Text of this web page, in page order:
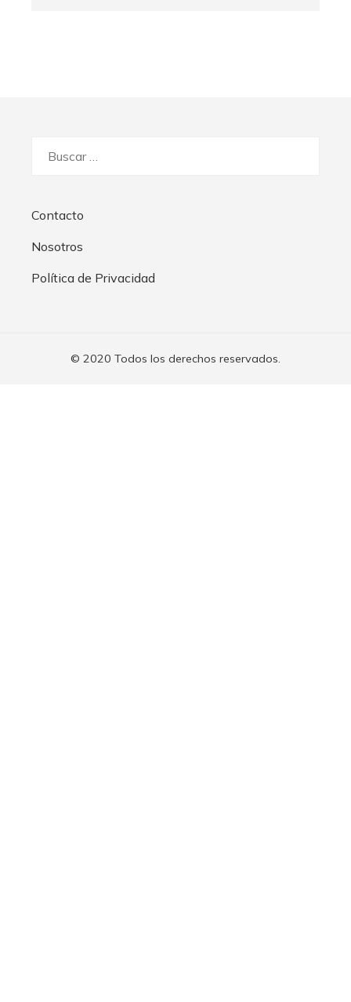
Contacto
Nosotros
Política de Privacidad
© 2020 Todos los derechos reservados.